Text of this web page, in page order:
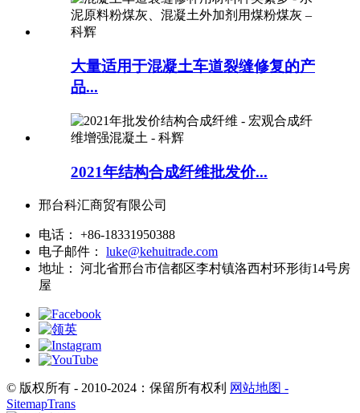
大量适用于混凝土车道裂缝修复的产
品...
2021年结构合成纤维批发价...
邢台科汇商贸有限公司
电话：
+86-18331950388
电子邮件：
luke@kehuitrade.com
地址：
河北省邢台市信都区李村镇洛西村环形街14号房
屋
© 版权所有 - 2010-2024：保留所有权利 网站地图 -
SitemapTrans